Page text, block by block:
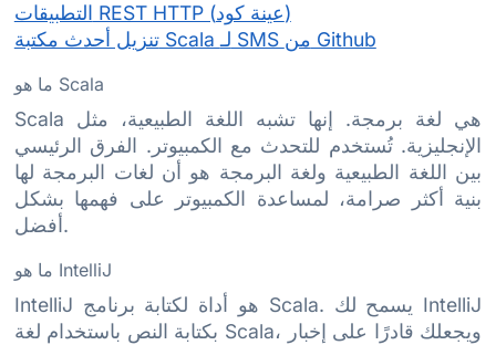
التطبيقات REST HTTP (عينة كود)
تنزيل أحدث مكتبة Scala لـ SMS من Github
ما هو Scala
Scala هي لغة برمجة. إنها تشبه اللغة الطبيعية، مثل
الإنجليزية. تُستخدم للتحدث مع الكمبيوتر. الفرق الرئيسي
بين اللغة الطبيعية ولغة البرمجة هو أن لغات البرمجة لها
بنية أكثر صرامة، لمساعدة الكمبيوتر على فهمها بشكل
أفضل.
ما هو IntelliJ
IntelliJ هو أداة لكتابة برنامج Scala. يسمح لك IntelliJ
بكتابة النص باستخدام لغة Scala، ويجعلك قادرًا على إخبار